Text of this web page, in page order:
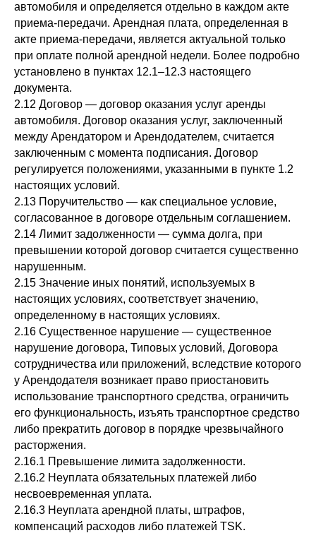
автомобиля и определяется отдельно в каждом акте
приема-передачи. Арендная плата, определенная в
акте приема-передачи, является актуальной только
при оплате полной арендной недели. Более подробно
установлено в пунктах 12.1–12.3 настоящего
документа.
2.12 Договор — договор оказания услуг аренды
автомобиля. Договор оказания услуг, заключенный
между Арендатором и Арендодателем, считается
заключенным с момента подписания. Договор
регулируется положениями, указанными в пункте 1.2
настоящих условий.
2.13 Поручительство — как специальное условие,
согласованное в договоре отдельным соглашением.
2.14 Лимит задолженности — сумма долга, при
превышении которой договор считается существенно
нарушенным.
2.15 Значение иных понятий, используемых в
настоящих условиях, соответствует значению,
определенному в настоящих условиях.
2.16 Существенное нарушение — существенное
нарушение договора, Типовых условий, Договора
сотрудничества или приложений, вследствие которого
у Арендодателя возникает право приостановить
использование транспортного средства, ограничить
его функциональность, изъять транспортное средство
либо прекратить договор в порядке чрезвычайного
расторжения.
2.16.1 Превышение лимита задолженности.
2.16.2 Неуплата обязательных платежей либо
несвоевременная уплата.
2.16.3 Неуплата арендной платы, штрафов,
компенсаций расходов либо платежей TSK.